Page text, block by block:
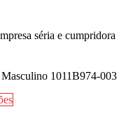
séria e cumpridora
1011B974-003